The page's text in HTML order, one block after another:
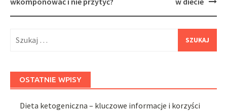
OSTATNIE WPISY
Dieta ketogeniczna – kluczowe informacje i korzyści